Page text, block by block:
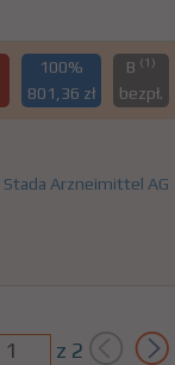
100%
801,36 zł
B (1)
bezpł.
Stada Arzneimittel AG
z 2